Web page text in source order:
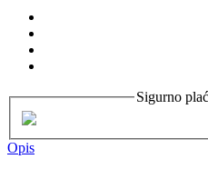
Sigurno
Opis